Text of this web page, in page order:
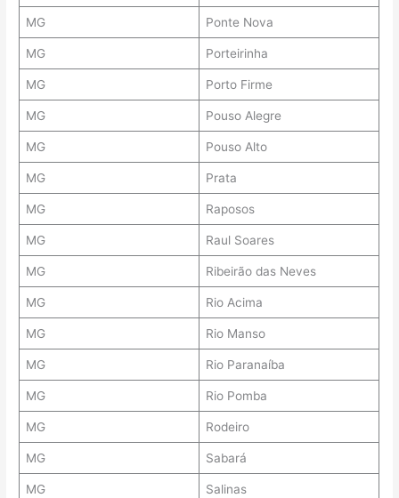
MG Ponte Nova
MG Porteirinha
MG Porto Firme
MG Pouso Alegre
MG Pouso Alto
MG Prata
MG Raposos
MG Raul Soares
MG Ribeirão das Neves
MG Rio Acima
MG Rio Manso
MG Rio Paranaíba
MG Rio Pomba
MG Rodeiro
MG Sabará
MG Salinas